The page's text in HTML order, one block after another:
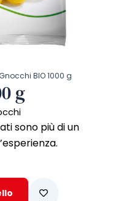
BIO 1000 g
g
sono più di un